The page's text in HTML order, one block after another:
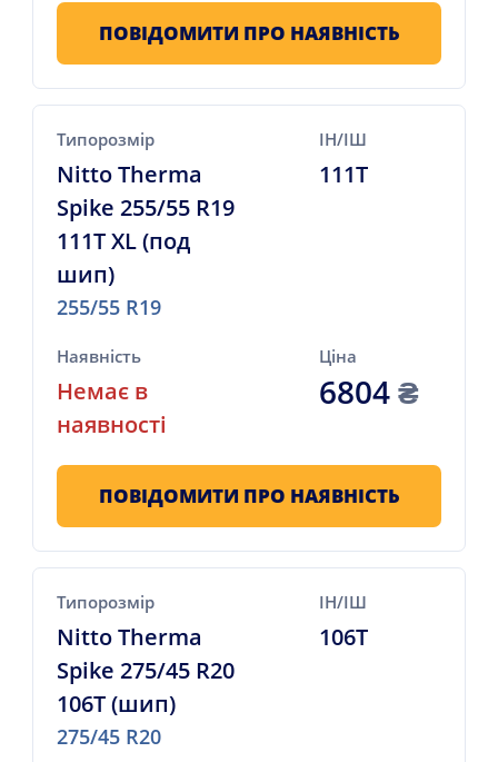
ПОВІДОМИТИ ПРО НАЯВНІСТЬ
Типорозмір
Nitto Therma
Spike 255/55 R19
111T XL (под
шип)
255/55 R19
ІН/ІШ
111T
Наявність
Немає в
наявності
Ціна
6804₴
ПОВІДОМИТИ ПРО НАЯВНІСТЬ
Типорозмір
Nitto Therma
Spike 275/45 R20
106T (шип)
275/45 R20
ІН/ІШ
106T